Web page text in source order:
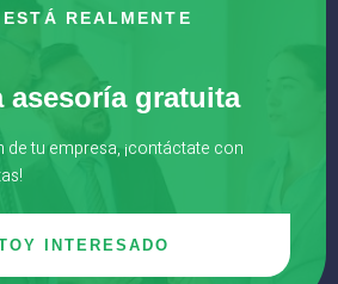
REALMENTE
asesoría gratuita
tu empresa, ¡contáctate con
INTERESADO